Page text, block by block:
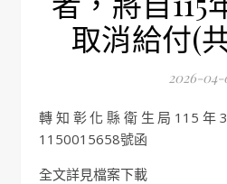
取消給付(
2026-04-
轉知彰化縣衛生局115年3月11日彰衛藥字第
1150015658號函
全文詳見檔案下載